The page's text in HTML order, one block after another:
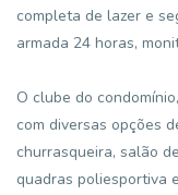
completa de lazer e
armada 24 horas,
O clube do
com diversas opções
churrasqueira, salão
quadras poliesportiva